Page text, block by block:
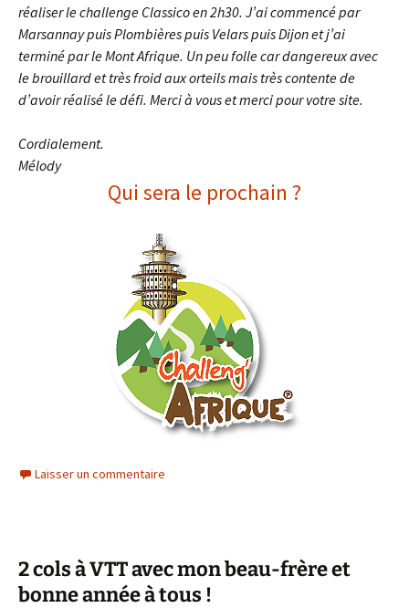
réaliser le challenge Classico en 2h30. J’ai commencé par
Marsannay puis Plombières puis Velars puis Dijon et j’ai
terminé par le Mont Afrique. Un peu folle car dangereux avec
le brouillard et très froid aux orteils mais très contente de
d’avoir réalisé le défi. Merci à vous et merci pour votre site.
Cordialement.
Mélody
Qui sera le prochain ?
Laisser un commentaire
2 cols à VTT avec mon beau-frère et
bonne année à tous !